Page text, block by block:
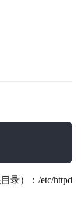
录）：/etc/httpd